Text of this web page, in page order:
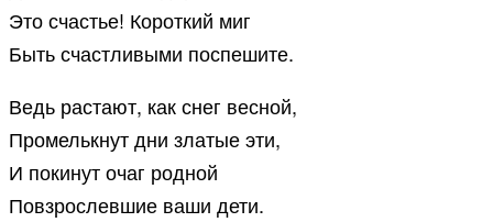
Это счастье! Короткий миг
Быть счастливыми поспешите.
Ведь растают, как снег весной,
Промелькнут дни златые эти,
И покинут очаг родной
Повзрослевшие ваши дети.